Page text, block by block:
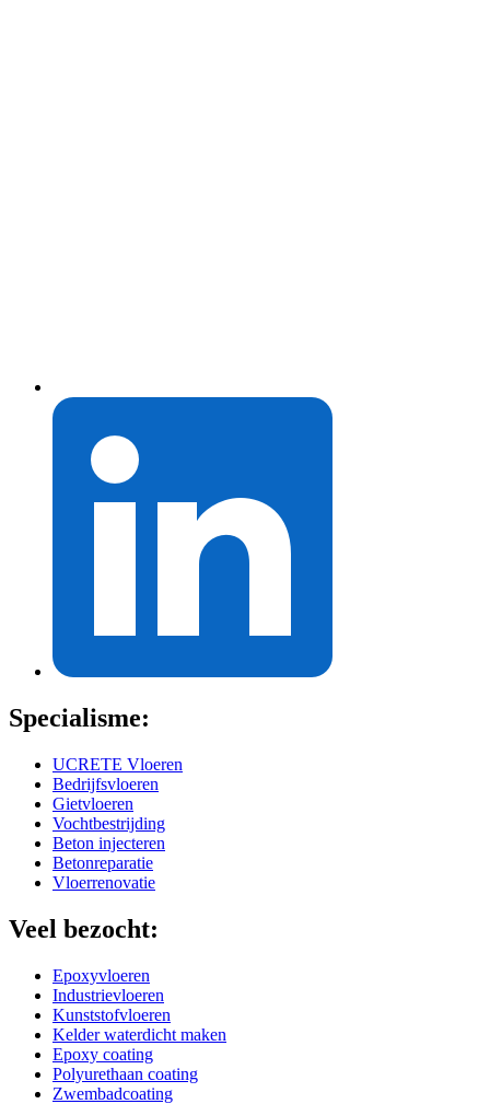
Specialisme:
UCRETE Vloeren
Bedrijfsvloeren
Gietvloeren
Vochtbestrijding
Beton injecteren
Betonreparatie
Vloerrenovatie
Veel bezocht:
Epoxyvloeren
Industrievloeren
Kunststofvloeren
Kelder waterdicht maken
Epoxy coating
Polyurethaan coating
Zwembadcoating